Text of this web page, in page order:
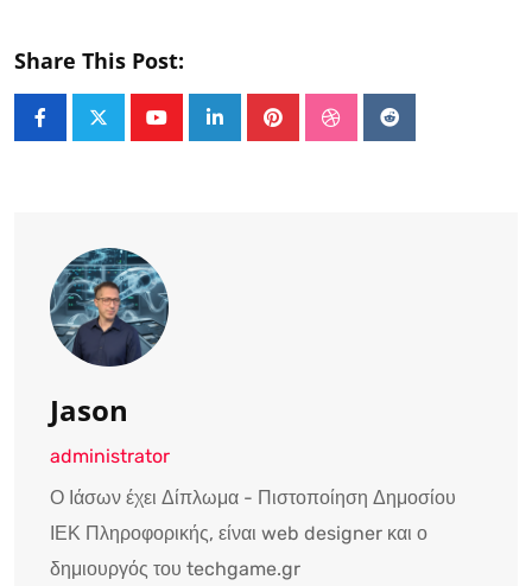
Share This Post:
YoutubeLinkedInPinterestStumbleUpon
Reddit
Jason
administrator
Ο Ιάσων έχει Δίπλωμα - Πιστοποίηση Δημοσίου
ΙΕΚ Πληροφορικής, είναι web designer και ο
δημιουργός του techgame.gr